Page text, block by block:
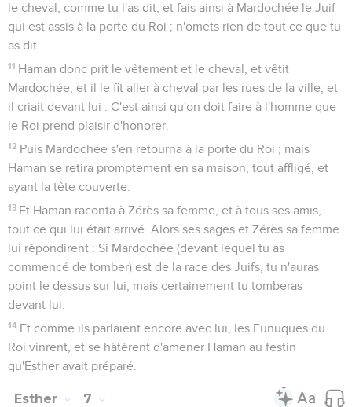
le cheval, comme tu l'as dit, et fais ainsi à Mardochée le Juif
qui est assis à la porte du Roi ; n'omets rien de tout ce que tu
as dit.
11 Haman donc prit le vêtement et le cheval, et vêtit
Mardochée, et il le fit aller à cheval par les rues de la ville, et
il criait devant lui : C'est ainsi qu'on doit faire à l'homme que
le Roi prend plaisir d'honorer.
12 Puis Mardochée s'en retourna à la porte du Roi ; mais
Haman se retira promptement en sa maison, tout affligé, et
ayant la tête couverte.
13 Et Haman raconta à Zérès sa femme, et à tous ses amis,
tout ce qui lui était arrivé. Alors ses sages et Zérès sa femme
lui répondirent : Si Mardochée (devant lequel tu as
commencé de tomber) est de la race des Juifs, tu n'auras
point le dessus sur lui, mais certainement tu tomberas
devant lui.
14 Et comme ils parlaient encore avec lui, les Eunuques du
Roi vinrent, et se hâtèrent d'amener Haman au festin
qu'Esther avait préparé.
Esther 7